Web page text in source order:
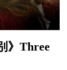
》Three